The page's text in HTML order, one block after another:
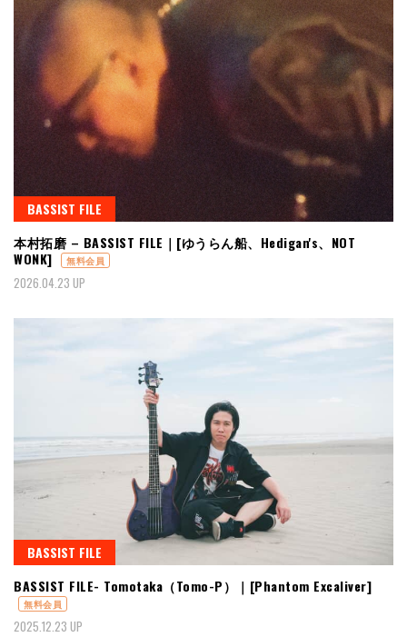
BASSIST FILE
本村拓磨 – BASSIST FILE｜[ゆうらん船、Hedigan's、NOT
WONK]
無料会員
2026.04.23 UP
BASSIST FILE
BASSIST FILE- Tomotaka（Tomo-P）｜[Phantom Excaliver]
無料会員
2025.12.23 UP